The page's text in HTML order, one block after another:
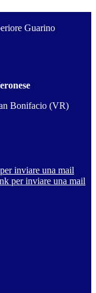
Guarino
Bonifacio (VR)
inviare una mail
per inviare una mail